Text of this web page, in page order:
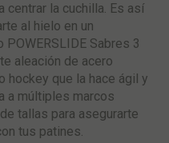
centrar la cuchilla. Es así
al hielo en un
POWERSLIDE Sabres 3
aleación de acero
hockey que la hace ágil y
a múltiples marcos
tallas para asegurarte
tus patines.